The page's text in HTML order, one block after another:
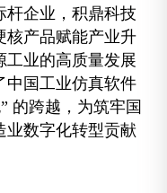
杆企业，积鼎科技
核产品赋能产业升
工业的高质量发展
中国工业仿真软件
的跨越，为筑牢国
业数字化转型贡献